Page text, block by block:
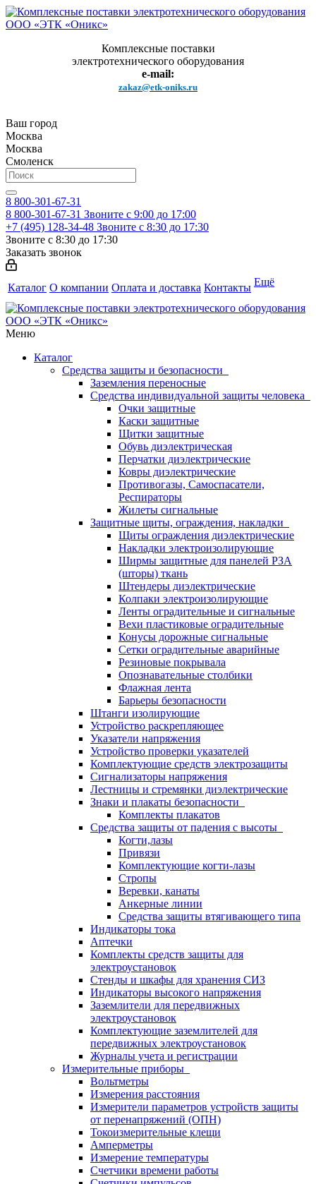
Комплексные поставки
электротехнического оборудования
e-mail:
zakaz@etk-oniks.ru
Ваш город
Москва
Москва
Смоленск
8 800-301-67-31
8 800-301-67-31 Звоните с 9:00 до 17:00
+7 (495) 128-34-48 Звоните с 8:30 до 17:30
Звоните с 8:30 до 17:30
Заказать звонок
Каталог О компании Оплата и доставка Контакты Ещё
Меню
Каталог
Средства защиты и безопасности
Заземления переносные
Средства индивидуальной защиты человека
Очки защитные
Каски защитные
Щитки защитные
Обувь диэлектрическая
Перчатки диэлектрические
Ковры диэлектрические
Противогазы, Самоспасатели,
Респираторы
Жилеты сигнальные
Защитные щиты, ограждения, накладки
Щиты ограждения диэлектрические
Накладки электроизолирующие
Ширмы защитные для панелей РЗА
(шторы) ткань
Штендеры диэлектрические
Колпаки электроизолирующие
Ленты оградительные и сигнальные
Вехи пластиковые оградительные
Конусы дорожные сигнальные
Сетки оградительные аварийные
Резиновые покрывала
Опознавательные столбики
Флажная лента
Барьеры безопасности
Штанги изолирующие
Устройство раскрепляющее
Указатели напряжения
Устройство проверки указателей
Комплектующие средств электрозащиты
Сигнализаторы напряжения
Лестницы и стремянки диэлектрические
Знаки и плакаты безопасности
Комплекты плакатов
Средства защиты от падения с высоты
Когти,лазы
Привязи
Комплектующие когти-лазы
Стропы
Веревки, канаты
Анкерные линии
Средства защиты втягивающего типа
Индикаторы тока
Аптечки
Комплекты средств защиты для
электроустановок
Стенды и шкафы для хранения СИЗ
Индикаторы высокого напряжения
Заземлители для передвижных
электроустановок
Комплектующие заземлителей для
передвижных электроустановок
Журналы учета и регистрации
Измерительные приборы
Вольтметры
Измерения расстояния
Измерители параметров устройств защиты
от перенапряжений (ОПН)
Токоизмерительные клещи
Амперметры
Измерение температуры
Счетчики времени работы